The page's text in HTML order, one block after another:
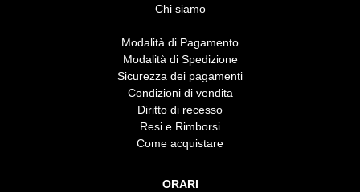
Chi siamo
Modalità di Pagamento
Modalità di Spedizione
Sicurezza dei pagamenti
Condizioni di vendita
Diritto di recesso
Resi e Rimborsi
Come acquistare
ORARI